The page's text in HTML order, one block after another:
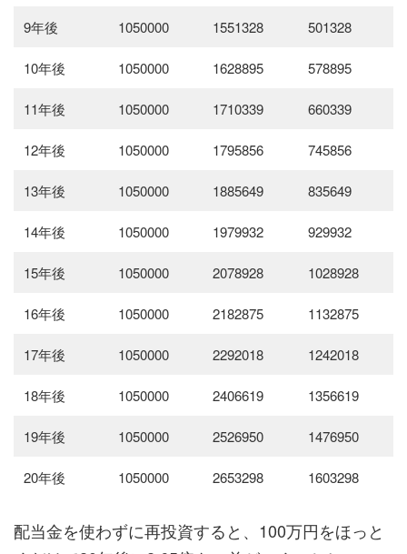
9年後 1050000 1551328 501328
10年後 1050000 1628895 578895
11年後 1050000 1710339 660339
12年後 1050000 1795856 745856
13年後 1050000 1885649 835649
14年後 1050000 1979932 929932
15年後 1050000 2078928 1028928
16年後 1050000 2182875 1132875
17年後 1050000 2292018 1242018
18年後 1050000 2406619 1356619
19年後 1050000 2526950 1476950
20年後 1050000 2653298 1603298
配当金を使わずに再投資すると、100万円をほっと